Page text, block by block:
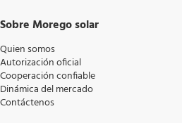
Sobre Morego solar
Quien somos
Autorización oficial
Cooperación confiable
Dinámica del mercado
Contáctenos